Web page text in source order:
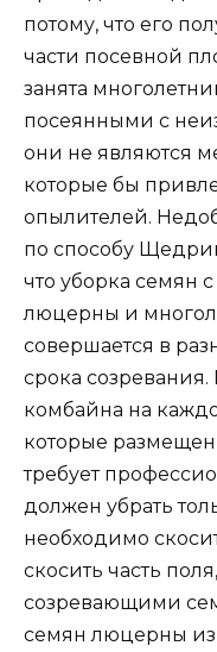
потому, что его
части посевной
занята
посеянными с
они не являются
которые бы
опылителей.
по способу
что уборка семян
люцерны и
совершается в
срока
комбайна на
которые
требует
должен убрать
необходимо
скосить часть
созревающими
семян люцерны из-